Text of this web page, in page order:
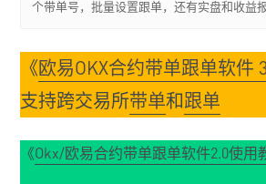
个带单号，批量设置跟单，还有实盘和收益报
《欧易OKX合约带单跟单软件
支持跨交易所带单和跟单
《Okx/欧易合约带单跟单软件2.0使用